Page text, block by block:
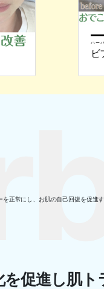
ハー
ビ
正常にし、お肌の自己回復を促進
促進し肌ト